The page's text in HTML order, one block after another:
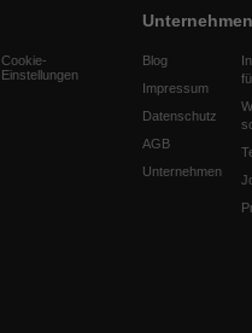
Cookie-
Einstellungen
Unternehmen
Blog
Impressum
Datenschutz
AGB
Unternehmen